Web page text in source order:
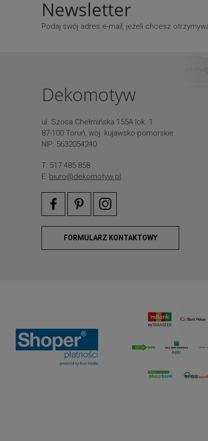
Newsletter
Podaj swój adres e-mail, jeżeli chcesz
Dekomotyw
ul. Szosa Chełmińska 155A lok. 1
87-100 Toruń, woj. kujawsko-pomorskie
NIP: 5632054240
T: 517 485 858
E: biuro@dekomotyw.pl
FORMULARZ KONTAKTOWY